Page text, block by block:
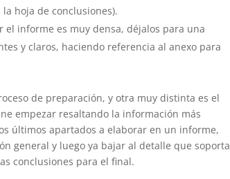
hoja de conclusiones).
informe es muy densa, déjalos para una
y claros, haciendo referencia al anexo para
de preparación, y otra muy distinta es el
empezar resaltando la información más
últimos apartados a elaborar en un informe,
general y luego ya bajar al detalle que soporta
conclusiones para el final.